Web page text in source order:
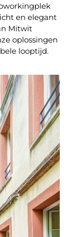
en elegant
Mitwit
oplossingen
looptijd.